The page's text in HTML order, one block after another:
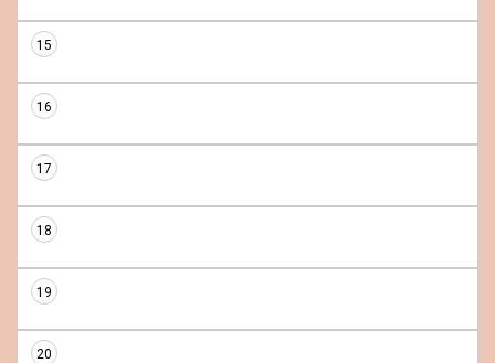
15
16
17
18
19
20